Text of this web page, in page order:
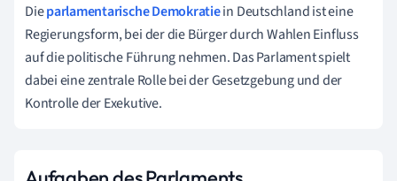
Dieparlamentarische Demokratiein Deutschland ist eine
Regierungsform, bei der die Bürger durch Wahlen Einfluss
auf die politische Führung nehmen. Das Parlament spielt
dabei eine zentrale Rolle bei der Gesetzgebung und der
Kontrolle der Exekutive.